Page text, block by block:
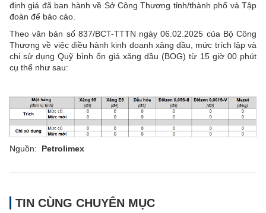
định giá đã ban hành về Sở Công Thương tỉnh/thành phố và Tập
đoàn để báo cáo.
Theo văn bản số 837/BCT-TTTN ngày 06.02.2025 của Bộ Công
Thương về việc điều hành kinh doanh xăng dầu, mức trích lập và
chi sử dụng Quỹ bình ổn giá xăng dầu (BOG) từ 15 giờ 00 phút
cụ thể như sau:
Nguồn: Petrolimex
TIN CÙNG CHUYÊN MỤC